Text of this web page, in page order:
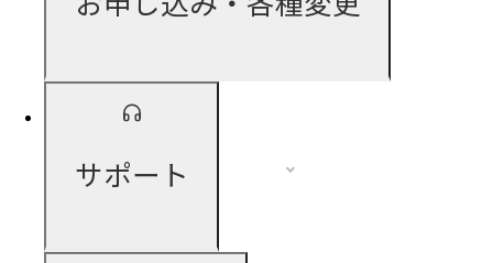
サポート